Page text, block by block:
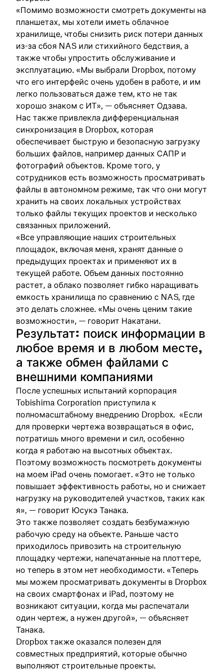
«Помимо возможности смотреть документы на
планшетах, мы хотели иметь облачное
хранилище, чтобы снизить риск потери данных
из-за сбоя NAS или стихийного бедствия, а
также чтобы упростить обслуживание и
эксплуатацию. «Мы выбрали Dropbox, потому
что его интерфейс очень удобен в работе, и им
легко пользоваться даже тем, кто не так
хорошо знаком с ИТ», — объясняет Одзава.
Нас также привлекла дифференциальная
синхронизация в Dropbox, которая
обеспечивает быструю и безопасную загрузку
больших файлов, например данных САПР и
фотографий объектов. Кроме того, у
сотрудников есть возможность просматривать
файлы в автономном режиме, так что они могут
хранить на своих локальных устройствах
только файлы текущих проектов и несколько
связанных приложений.
«Все управляющие наших строительных
площадок, включая меня, хранят данные о
предыдущих проектах и применяют их в
текущей работе. Объем данных постоянно
растет, а облако позволяет гибко наращивать
емкость хранилища по сравнению с NAS, где
это делать сложнее. «Мы очень ценим такие
возможности», — говорит Накатани.
Результат: поиск информации в
любое время и в любом месте,
а также обмен файлами с
внешними компаниями
После успешных испытаний корпорация
Tobishima Corporation приступила к
полномасштабному внедрению Dropbox. «Если
для проверки чертежа возвращаться в офис,
потратишь много времени и сил, особенно
когда я работаю на высотных объектах.
Поэтому возможность посмотреть документы
на моем iPad очень помогает. «Это не только
повышает эффективность работы, но и снижает
нагрузку на руководителей участков, таких как
я», — говорит Юсукэ Танака.
Это также позволяет создать безбумажную
рабочую среду на объекте. Раньше часто
приходилось привозить на строительную
площадку чертежи, напечатанные на плоттере,
но теперь в этом нет необходимости. «Теперь
мы можем просматривать документы в Dropbox
на своих смартфонах и iPad, поэтому не
возникают ситуации, когда мы распечатали
один чертеж, а нужен другой», — объясняет
Танака.
Dropbox также оказался полезен для
совместных предприятий, которые обычно
выполняют строительные проекты.